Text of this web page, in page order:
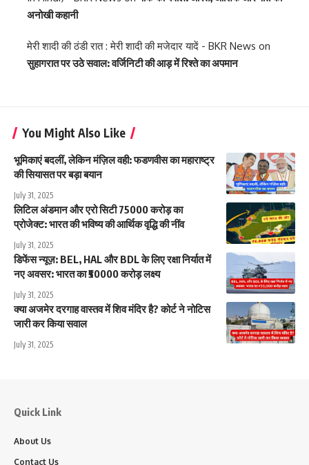
अनोखी कहानी
मेरी शादी की ठंडी रात : मेरी शादी की मजेदार यादें - BKR News on
सुहागरात पर उठे सवाल: वर्जिनिटी की आड़ में रिश्ते का अपमान
You Might Also Like
भूमिकाएं बदलीं, लेकिन मंज़िल वही: फडणवीस का महाराष्ट्र
की सियासत पर बड़ा बयान
July 31, 2025
लिटिल अंडमान और एरो सिटी 75000 करोड़ का
प्रोजेक्ट: भारत की भविष्य की आर्थिक वृद्धि की नींव
July 31, 2025
डिफेंस न्यूज़: BEL, HAL और BDL के लिए रक्षा निर्यात में
नए अवसर: भारत का ₹50000 करोड़ लक्ष्य
July 31, 2025
क्या अजमेर दरगाह वास्तव में शिव मंदिर है? कोर्ट ने नोटिस
जारी कर किया सवाल
July 31, 2025
Quick Link
About Us
Contact Us